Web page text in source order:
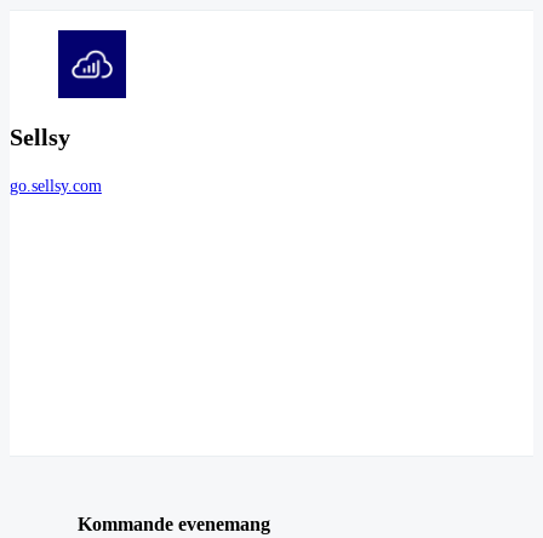
Sellsy
go.sellsy.com
Kommande evenemang